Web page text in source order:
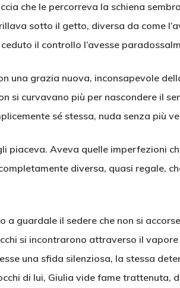
che le percorreva la schiena
sotto il getto, diversa da come
ceduto il controllo l’avesse
una grazia nuova, inconsapevole
si curvavano più per nascondere il
sé stessa, nuda senza più
piaceva. Aveva quelle imperfezioni
diversa, quasi regale,
a guardale il sedere che non si
si incontrarono attraverso il
una sfida silenziosa, la stessa
di lui, Giulia vide fame trattenuta,